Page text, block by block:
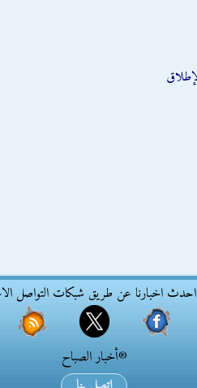
احدث اخبارنا عن طريق شبكات التواصل
®أخبار الصباح